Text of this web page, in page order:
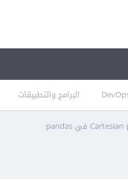
البرامج والتطبيقات